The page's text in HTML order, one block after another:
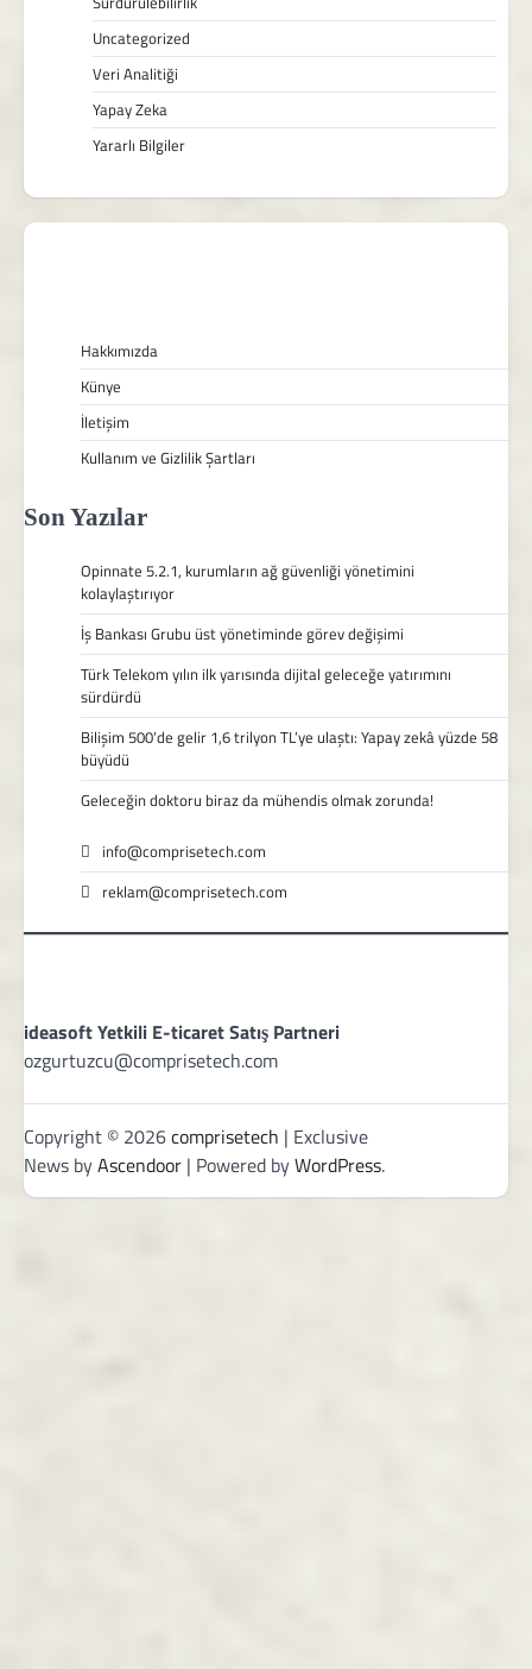
Uncategorized
Veri Analitiği
Yapay Zeka
Yararlı Bilgiler
Hakkımızda
Künye
İletişim
Kullanım ve Gizlilik Şartları
Son Yazılar
Opinnate 5.2.1, kurumların ağ güvenliği yönetimini
kolaylaştırıyor
İş Bankası Grubu üst yönetiminde görev değişimi
Türk Telekom yılın ilk yarısında dijital geleceğe yatırımını
sürdürdü
Bilişim 500’de gelir 1,6 trilyon TL’ye ulaştı: Yapay zekâ yüzde 58
büyüdü
Geleceğin doktoru biraz da mühendis olmak zorunda!
info@comprisetech.com
reklam@comprisetech.com
ideasoft Yetkili E-ticaret Satış Partneri
ozgurtuzcu@comprisetech.com
Copyright © 2026comprisetech | Exclusive
News byAscendoor | Powered byWordPress.